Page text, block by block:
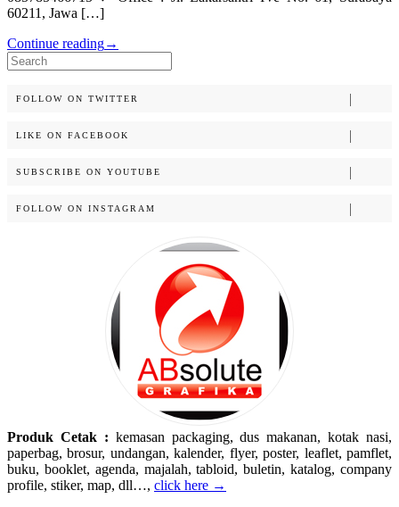
60211, Jawa […]
Continue reading→
Search
for:
FOLLOW ON TWITTER
LIKE ON FACEBOOK
SUBSCRIBE ON YOUTUBE
FOLLOW ON INSTAGRAM
Produk Cetak : kemasan packaging, dus makanan, kotak nasi,
paperbag, brosur, undangan, kalender, flyer, poster, leaflet, pamflet,
buku, booklet, agenda, majalah, tabloid, buletin, katalog, company
profile, stiker, map, dll…, click here →